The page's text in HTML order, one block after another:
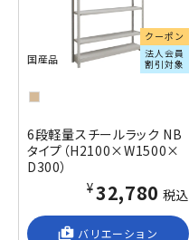
クーポン
法人会員
割引対象
国産品
6段軽量スチールラック NB
タイプ（H2100×W1500×
D300）
¥32,780 税込
shop_2 バリエーション